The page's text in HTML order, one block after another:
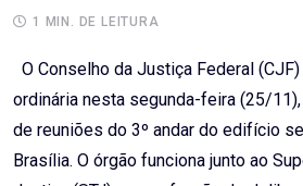
1 MIN. DE LEITURA
O Conselho da Justiça Federal
ordinária nesta segunda-feira (25/
de reuniões do 3º andar do edifício
Brasília. O órgão funciona junto ao